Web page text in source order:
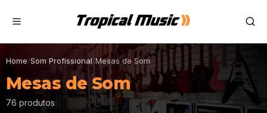
Home/Som Profissional/Mesas de Som
Mesas de Som
76 produtos